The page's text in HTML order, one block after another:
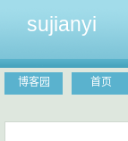
sujianyi
博客园 首页